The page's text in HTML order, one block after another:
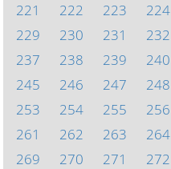
221
222 223 224
229
230 231 232
237
238 239 240
245
246 247 248
253
254 255 256
261
262 263 264
269
270 271 272